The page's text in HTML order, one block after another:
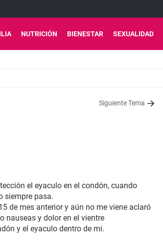
NUTRICIÓN BIENESTAR SEXUALIDAD
Siguiente Tema
el eyaculo en el condón, cuando
siempre pasa.
de mes anterior y aún no me viene aclaró
nauseas y dolor en el vientre
y el eyaculo dentro de mi.